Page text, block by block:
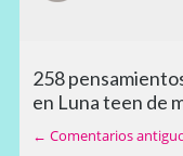
258
en Luna teen de
← Comentarios